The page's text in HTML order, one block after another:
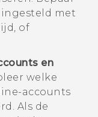
met
of
en
welke
accounts
Als de